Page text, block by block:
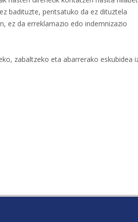
badituzte, pentsatuko da ez dituztela
ez da erreklamazio edo indemnizazio
zabaltzeko eta abarrerako eskubidea